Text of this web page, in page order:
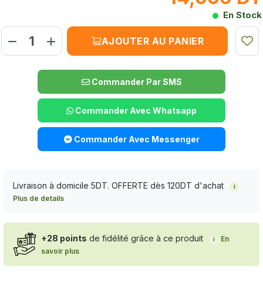
En Stock
AJOUTER AU PANIER
Commander Par SMS
Commander Avec Whatsapp
Commander Avec Messenger
Livraison à domicile 5DT. OFFERTE dès 120DT d'achat i
Plus de details
+28 points de fidélité grâce à ce produit i
En
savoir plus